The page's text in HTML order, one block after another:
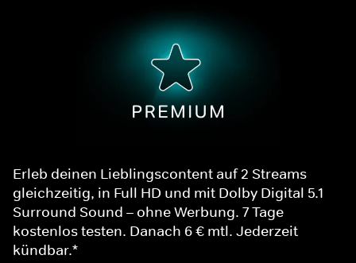
Erleb deinen Lieblingscontent auf 2 Streams
gleichzeitig, in Full HD und mit Dolby Digital 5.1
Surround Sound – ohne Werbung. 7 Tage
kostenlos testen. Danach 6 € mtl. Jederzeit
kündbar.*